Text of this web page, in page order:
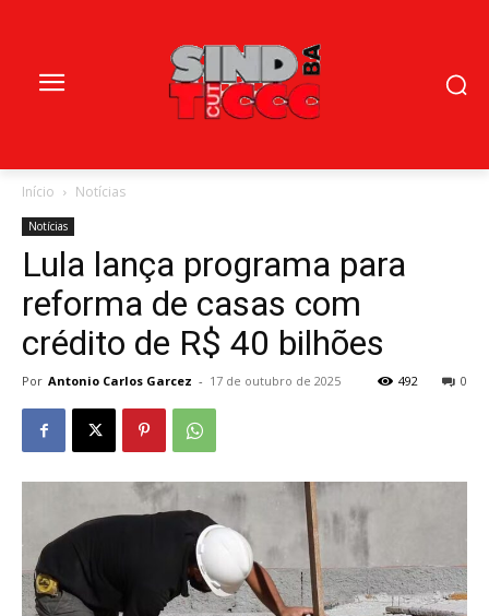
Início Notícias
Notícias
Lula lança programa para
reforma de casas com
crédito de R$ 40 bilhões
Por Antonio Carlos Garcez - 17 de outubro de 2025 0
492